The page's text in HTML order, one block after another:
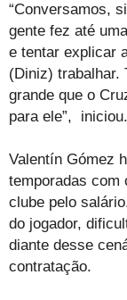
“Conversamos,
gente fez até
e tentar explicar
(Diniz) trabalhar.
grande que o
para ele”, iniciou.
Valentín Gómez
temporadas com
clube pelo
do jogador,
diante desse
contratação.